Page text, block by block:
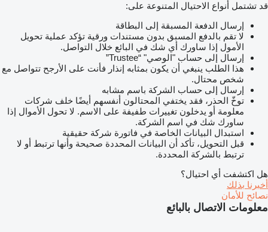
قد تشتمل أنواع الاحتيال المتنوعة على:
إرسال الدفعة المسبقة إلى البطاقة
لا تقم بالدفع المسبق بدون مستندات ورقية تؤكد عملية تحويل
الأمول إذا ساورك أي شك في البائع خلال التواصل.
إرسال إلى حساب "الوصي" “Trustee”
هذا الطلب ينبغي أن يكون بمثابه إنذار فأنت على الأرجح تتواصل مع
شخص محتال.
إرسال إلى حساب الشركة باسم مشابه
توخّ الحذر، فقد يختفي المحتالون أنفسهم أيضًا خلف شركات
معلومة أو يدخلون تغييرات طفيفة على الاسم. لا تحول الأموال إذا
ساورك شك في اسم الشركة.
استبدال البيانات الخاصة في فاتورة شركة حقيقية
قبل التحويل، تأكد أن البيانات المحددة صحيحة وأنها ترتبط أو لا
ترتبط بالشركة المحددة.
هل اكتشفت أي احتيال؟
أخبرنا بذلك
نصائح للأمان
معلومات الاتصال بالبائع